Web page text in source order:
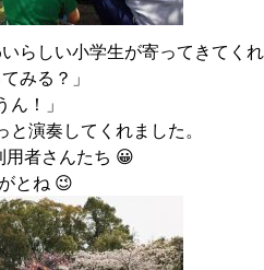
らしい小学生が寄ってきてく
みる？」
ん！」
演奏してくれました。
者さんたち 😀
とね 😉